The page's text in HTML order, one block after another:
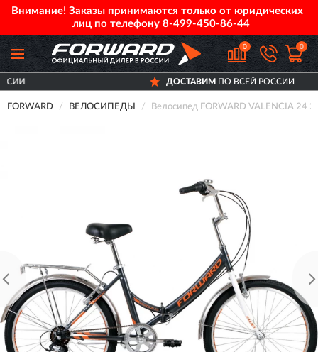
Внимание! Заказы принимаются только от юридических
лиц по телефону 8-499-450-86-44
0 0
ДОСТАВИМПО ВСЕЙ РОССИИ
FORWARD ВЕЛОСИПЕДЫ Велосипед FORWARD VALENCIA 24